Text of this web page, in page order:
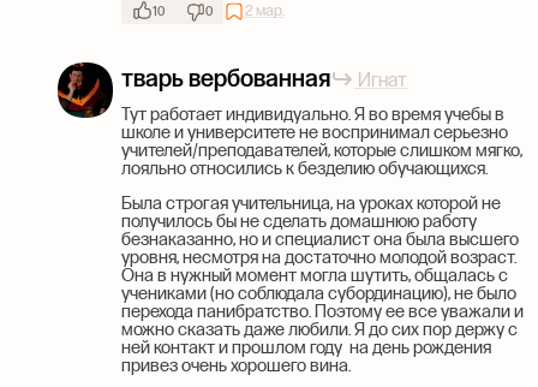
10 0 2 мар.
тварь вербованная
Игнат
Тут работает индивидуально. Я во время учебы в
школе и университете не воспринимал серьезно
учителей/преподавателей, которые слишком мягко,
лояльно относились к безделию обучающихся.
Была строгая учительница, на уроках которой не
получилось бы не сделать домашнюю работу
безнаказанно, но и специалист она была высшего
уровня, несмотря на достаточно молодой возраст.
Она в нужный момент могла шутить, общалась с
учениками (но соблюдала субординацию), не было
перехода панибратство. Поэтому ее все уважали и
можно сказать даже любили. Я до сих пор держу с
ней контакт и прошлом году на день рождения
привез очень хорошего вина.